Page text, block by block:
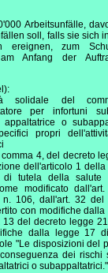
Arbeitsunfälle,
soll, falls sie sich
ereignen, zum
Anfang der
solidale del
per infortuni
o
propri
4, del decreto
dell'articolo 1
di tutela della salute
modificato
106, dall'art. 32 del
con modifiche
del decreto legge
dalla legge 17
"Le disposizioni del
dei rischi
o